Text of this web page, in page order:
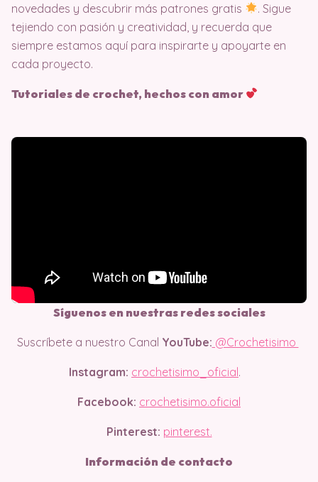
novedades y descubrir más patrones gratis
. Sigue
tejiendo con pasión y creatividad, y recuerda que
siempre estamos aquí para inspirarte y apoyarte en
cada proyecto.
Tutoriales de crochet, hechos con amor
Síguenos en nuestras redes sociales
Suscríbete a nuestro Canal YouTube: @Crochetisimo
Instagram: crochetisimo_oficial.
Facebook: crochetisimo.oficial
Pinterest: pinterest.
Información de contacto